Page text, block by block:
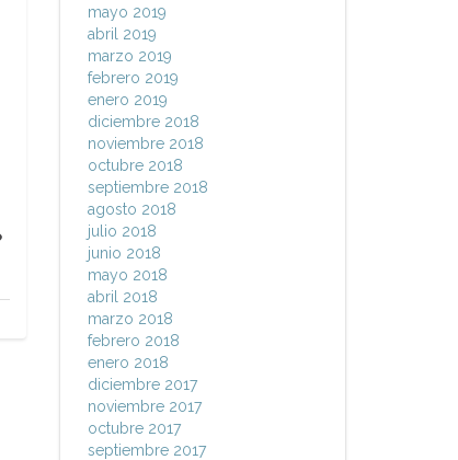
mayo 2019
abril 2019
marzo 2019
febrero 2019
enero 2019
diciembre 2018
noviembre 2018
octubre 2018
septiembre 2018
agosto 2018
julio 2018
junio 2018
mayo 2018
abril 2018
marzo 2018
febrero 2018
enero 2018
diciembre 2017
noviembre 2017
octubre 2017
septiembre 2017